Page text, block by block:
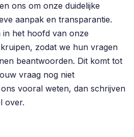
ons om onze duidelijke
aanpak en transparantie.
het hoofd van onze
zodat we hun vragen
beantwoorden. Dit komt tot
vraag nog niet
vooral weten, dan schrijven
over.